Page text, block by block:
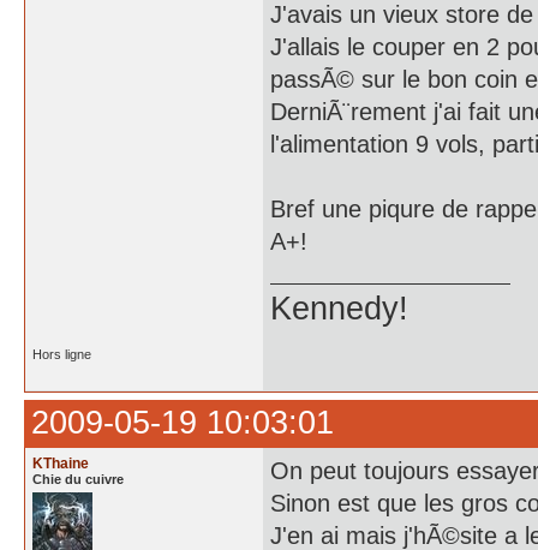
J'avais un vieux store
J'allais le couper en 2
passÃ© sur le bon coin
DerniÃ¨rement j'ai fait
l'alimentation 9 vols,
Bref une piqure de
A+!
Kennedy!
Hors ligne
2009-05-19 10:03:01
KThaine
Chie du cuivre
On peut toujours
Sinon est que les gros
J'en ai mais j'hÃ©site a